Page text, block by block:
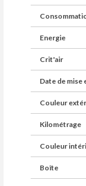
Les
*** DISTRIB
-
- RADARS
-
- PALETTES
Energie
Crit'air
Date de mise
Couleur
Kilométrage
Couleur
Boîte